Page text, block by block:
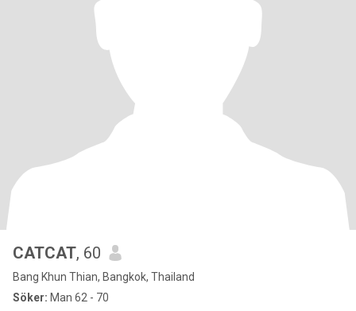
CATCAT, 60
Bang Khun Thian, Bangkok, Thailand
Söker: Man 62 - 70